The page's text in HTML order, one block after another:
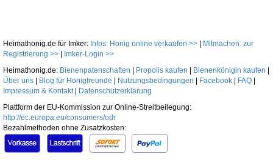
Heimathonig.de für Imker: Infos: Honig online verkaufen >>
Mitmachen: zur
Registrierung >>
Imker-Login >>
Heimathonig.de: Bienenpatenschaften Propolis kaufen Bienenkönigin kaufen
Über uns
Blog für Honigfreunde Nutzungsbedingungen Facebook FAQ
Impressum & Kontakt|
Datenschutzerklärung
Plattform der EU-Kommission zur Online-Streitbeilegung:
http://ec.europa.eu/consumers/odr
Bezahlmethoden ohne Zusatzkosten: